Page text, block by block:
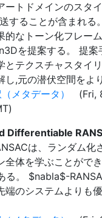
ートドメインのスタ
することが含まれる
的なトーン化フレー
を提案する。 提案
とテクスチャスタイ
し,元の潜伏空間をよ
メタデータ）
(Fri,
Differentiable
は、ランダム化
全体を学ぶことがで
る。 $nabla$-
端のシステムよりも